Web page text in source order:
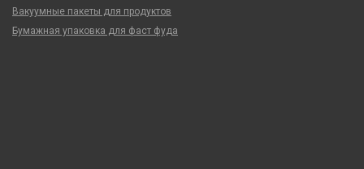
Вакуумные пакеты для продуктов
Бумажная упаковка для фаст фуда